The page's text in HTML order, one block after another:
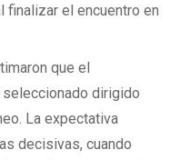
finalizar el encuentro en
que el
dirigido
La expectativa
decisivas, cuando